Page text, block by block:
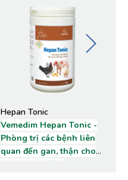
Hepan Tonic
Vemedim Hepan Tonic -
Phòng trị các bệnh liên
quan đến gan, thận cho
gia súc, gia cầm